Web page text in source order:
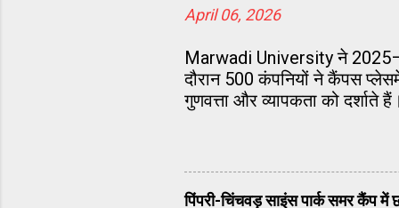
April 06, 2026
Marwadi University ने
दौरान 500 कंपनियों ने कैंपस
गुणवत्ता और व्यापकता को दर्शाते हैं।
पिंपरी-चिंचवड़ साइंस पार्क समर कैंप